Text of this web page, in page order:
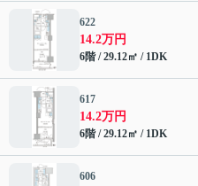
622
14.2万円
6階 / 29.12㎡ / 1DK
617
14.2万円
6階 / 29.12㎡ / 1DK
606